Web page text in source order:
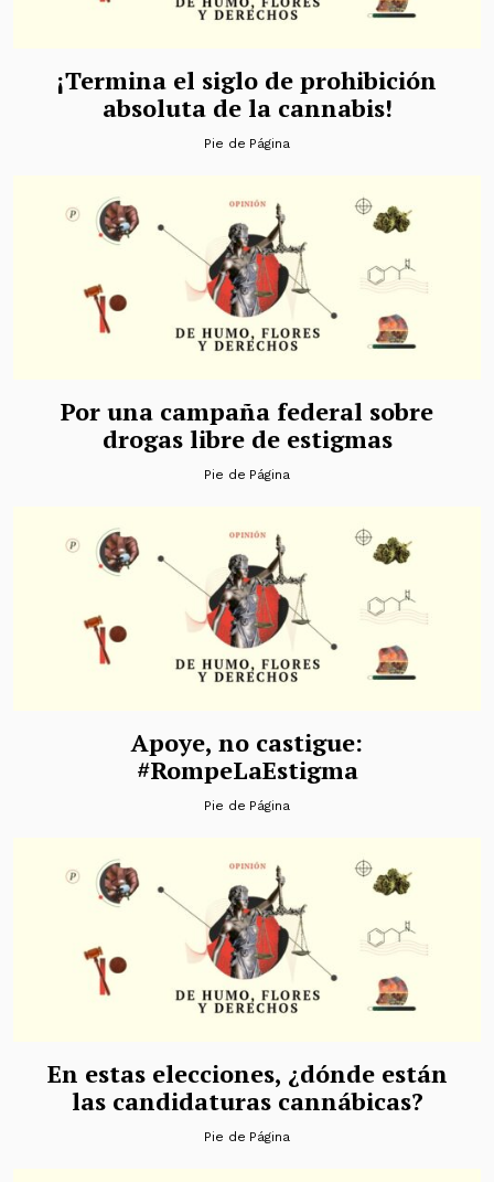
¡Termina el siglo de prohibición
absoluta de la cannabis!
Pie de Página
Por una campaña federal sobre
drogas libre de estigmas
Pie de Página
Apoye, no castigue:
#RompeLaEstigma
Pie de Página
En estas elecciones, ¿dónde están
las candidaturas cannábicas?
Pie de Página